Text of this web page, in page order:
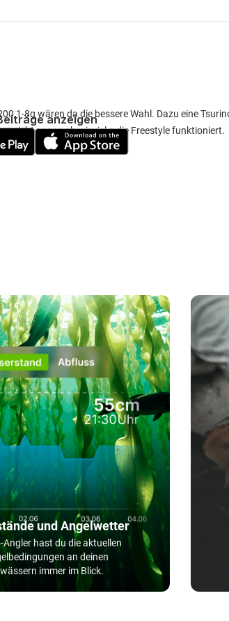
1-8g wären da die bessere Wahl. Dazu eine
nicht sagen ab wieviel g die Freestyle funktioniert.
anzeigen
und Angelwetter
Angler hast du die aktuellen
an deinen
immer im Blick.